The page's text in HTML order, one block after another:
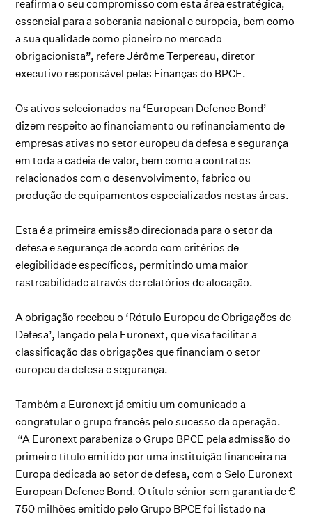
reafirma o seu compromisso com esta área estratégica,
essencial para a soberania nacional e europeia, bem como
a sua qualidade como pioneiro no mercado
obrigacionista”, refere Jérôme Terpereau, diretor
executivo responsável pelas Finanças do BPCE.
Os ativos selecionados na ‘European Defence Bond’
dizem respeito ao financiamento ou refinanciamento de
empresas ativas no setor europeu da defesa e segurança
em toda a cadeia de valor, bem como a contratos
relacionados com o desenvolvimento, fabrico ou
produção de equipamentos especializados nestas áreas.
Esta é a primeira emissão direcionada para o setor da
defesa e segurança de acordo com critérios de
elegibilidade específicos, permitindo uma maior
rastreabilidade através de relatórios de alocação.
A obrigação recebeu o ‘Rótulo Europeu de Obrigações de
Defesa’, lançado pela Euronext, que visa facilitar a
classificação das obrigações que financiam o setor
europeu da defesa e segurança.
Também a Euronext já emitiu um comunicado a
congratular o grupo francês pelo sucesso da operação.
“A Euronext parabeniza o Grupo BPCE pela admissão do
primeiro título emitido por uma instituição financeira na
Europa dedicada ao setor de defesa, com o Selo Euronext
European Defence Bond. O título sénior sem garantia de €
750 milhões emitido pelo Grupo BPCE foi listado na